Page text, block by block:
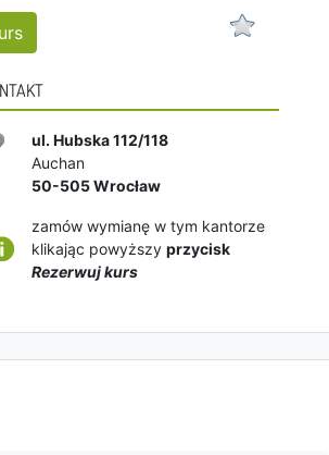
ul. Hubska 112/118
Auchan
50-505Wrocław
zamów wymianę w tym kantorze
klikając powyższy przycisk
Rezerwuj kurs